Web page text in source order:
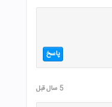
پاسخ
5 سال قبل